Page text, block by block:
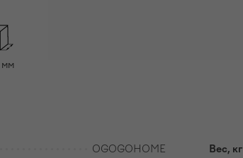
мм
OGOGOHOME Вес, кг